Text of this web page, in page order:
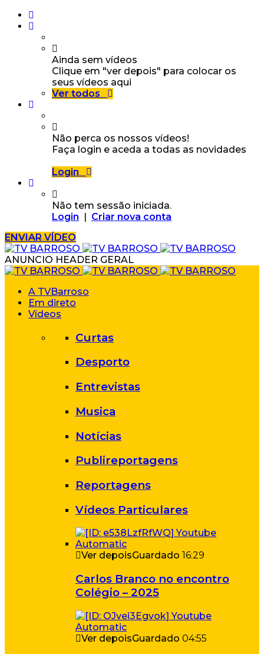
Ainda sem vídeos
Clique em "ver depois" para colocar os
seus vídeos aqui
Ver todos
Não perca os nossos vídeos!
Faça login e aceda a todas as novidades
Login
Não tem sessão iniciada.
Login | Criar nova conta
ENVIAR VÍDEO
ANUNCIO HEADER GERAL
A TVBarroso
Em direto
Vídeos
Curtas
Desporto
Entrevistas
Musica
Notícias
Publireportagens
Reportagens
Vídeos Particulares
Ver depoisGuardado 16:29
Carlos Branco no encontro
Colégio – 2025
Ver depoisGuardado 04:55